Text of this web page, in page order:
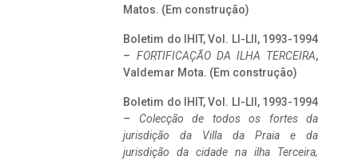
Matos. (Em construção)
Boletim do IHIT, Vol. LI-LII, 1993-1994
– FORTIFICAÇÃO DA ILHA TERCEIRA,
Valdemar Mota. (Em construção)
Boletim do IHIT, Vol. LI-LII, 1993-1994
– Colecção de todos os fortes da
jurisdição da Villa da Praia e da
jurisdição da cidade na ilha Terceira,